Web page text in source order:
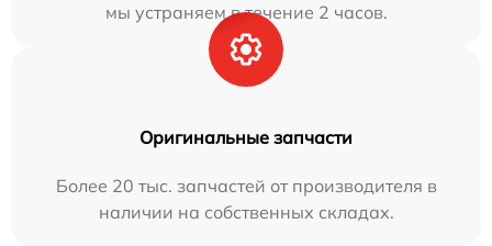
мы устраняем в течение 2 часов.
Оригинальные запчасти
Более 20 тыс. запчастей от производителя в
наличии на собственных складах.